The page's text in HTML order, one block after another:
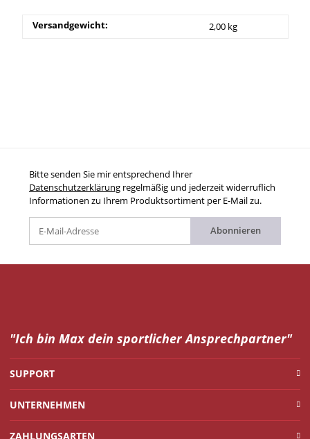
Versandgewicht: 2,00 kg
Bitte senden Sie mir entsprechend Ihrer
Datenschutzerklärung regelmäßig und jederzeit widerruflich
Informationen zu Ihrem Produktsortiment per E-Mail zu.
Abonnieren
"Ich bin Max dein sportlicher Ansprechpartner"
SUPPORT
UNTERNEHMEN
ZAHLUNGSARTEN